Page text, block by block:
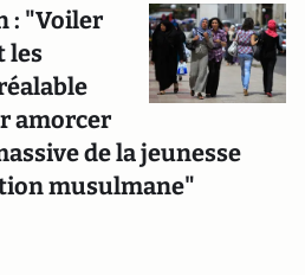
: "Voiler
les
amorcer
de la jeunesse
musulmane"